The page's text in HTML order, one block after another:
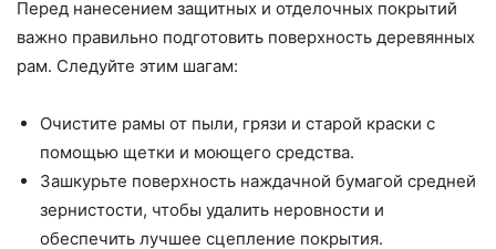
Перед нанесением защитных и отделочных покрытий
важно правильно подготовить поверхность деревянных
рам. Следуйте этим шагам:
Очистите рамы от пыли, грязи и старой краски с
помощью щетки и моющего средства.
Зашкурьте поверхность наждачной бумагой средней
зернистости, чтобы удалить неровности и
обеспечить лучшее сцепление покрытия.